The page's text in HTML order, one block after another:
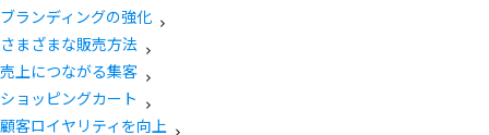
ブランディングの強化
さまざまな販売方法
売上につながる集客
ショッピングカート
顧客ロイヤリティを向上